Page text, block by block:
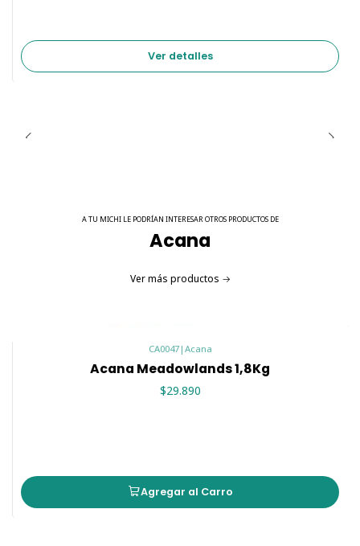
fórmula diseñada para apoyar el desarrollo integral de tu
gatito, este alimento le proporcionará todo lo que
Ver detalles
A TU MICHI LE PODRÍAN INTERESAR OTROS PRODUCTOS DE
Acana
Ver más productos
CA0047| Acana
Acana Meadowlands 1,8Kg
$29.890
Agregar al Carro